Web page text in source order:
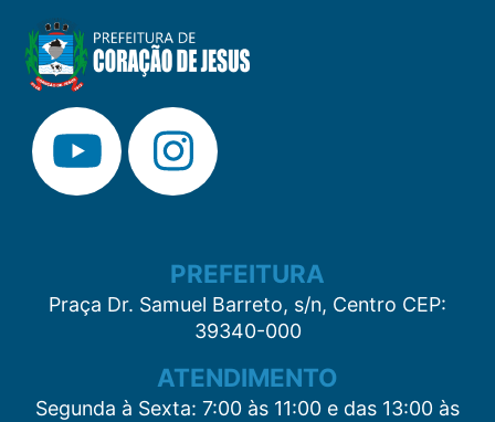
PREFEITURA
Praça Dr. Samuel Barreto, s/n, Centro CEP:
39340-000
ATENDIMENTO
Segunda à Sexta: 7:00 às 11:00 e das 13:00 às